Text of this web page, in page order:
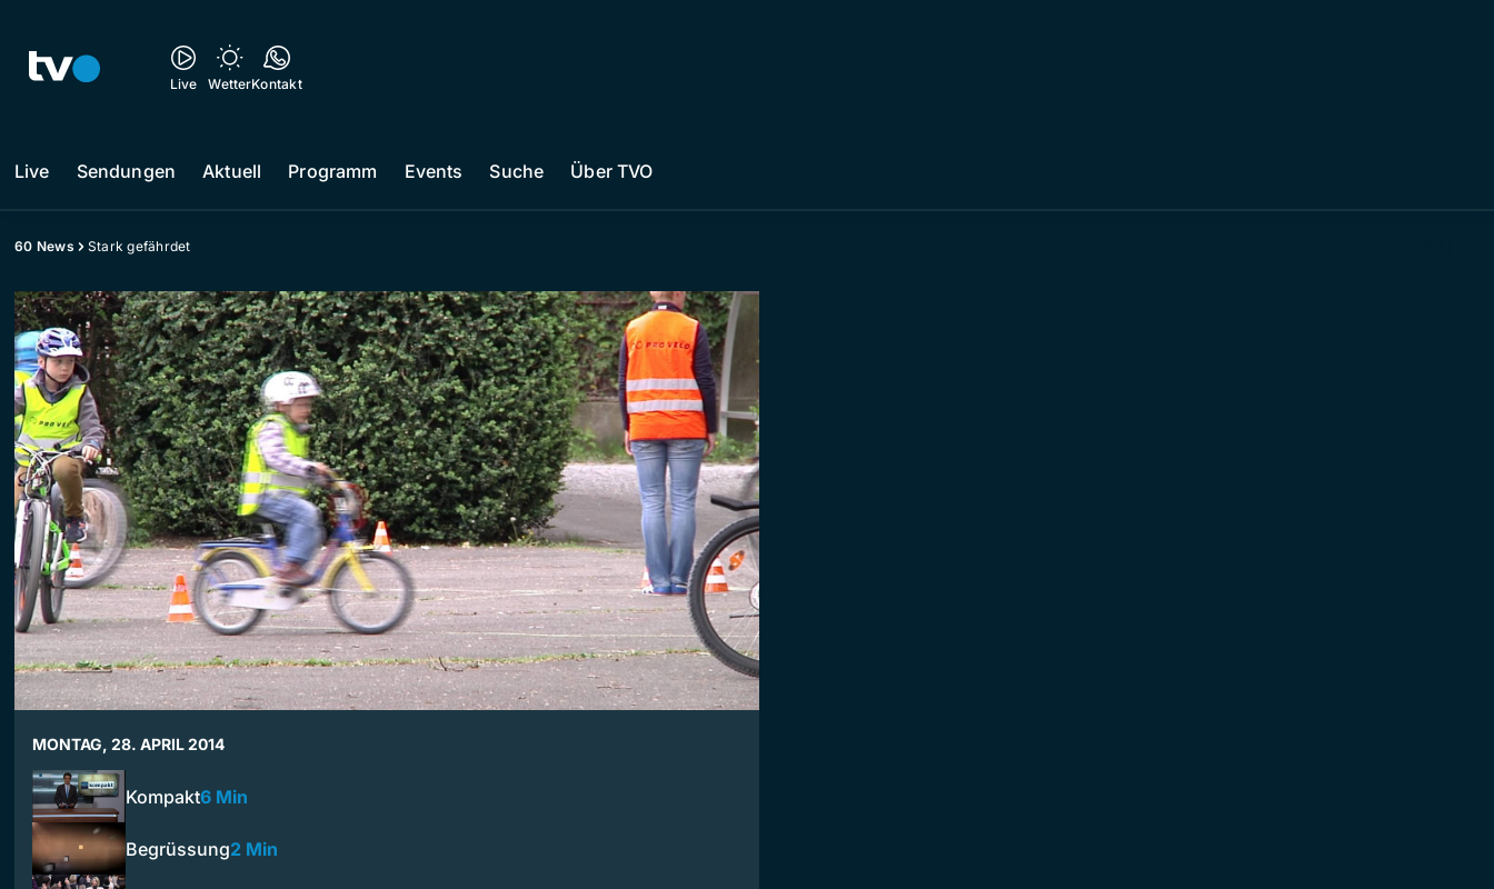
Live WetterKontakt
Live Sendungen Aktuell Programm Events Suche Über TVO
60 News Stark gefährdet
MONTAG, 28. APRIL 2014
Kompakt6 Min
Begrüssung2 Min